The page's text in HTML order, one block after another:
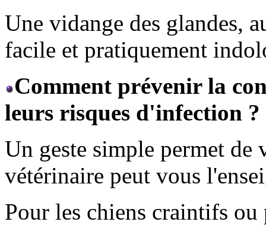
Une vidange des glandes,
facile et pratiquement
Comment prévenir la
leurs risques d'infection ?
Un geste simple permet de
vétérinaire peut vous
Pour les chiens craintifs